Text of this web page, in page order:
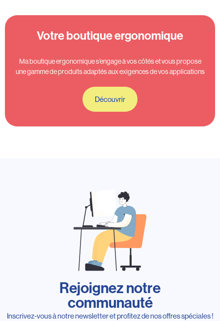
Votre boutique ergonomique
Ma boutique ergonomique s’engage à vos côtés et vous propose
une gamme de produits adaptés aux exigences de vos applications
Découvrir
Rejoignez notre
communauté
Inscrivez-vous à notre newsletter et profitez de nos offres spéciales !